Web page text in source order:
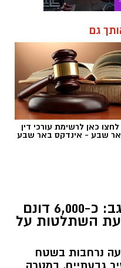
כאן לרשימת עורכי דין
שבע - אינדקס באר שבע
גבעתיים, במטרה
ועיבודים לא
להגן על התוואי